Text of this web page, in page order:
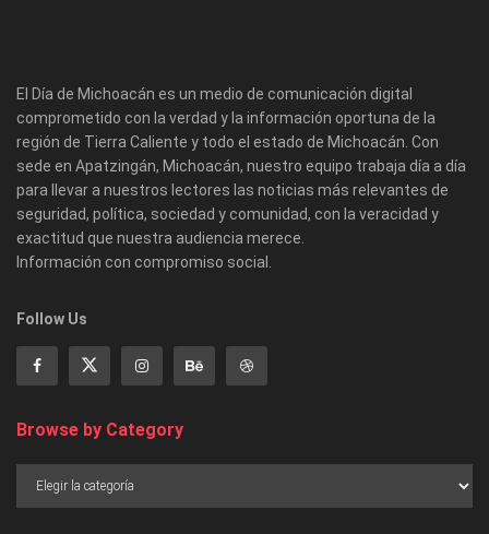
El Día de Michoacán es un medio de comunicación digital
comprometido con la verdad y la información oportuna de la
región de Tierra Caliente y todo el estado de Michoacán. Con
sede en Apatzingán, Michoacán, nuestro equipo trabaja día a día
para llevar a nuestros lectores las noticias más relevantes de
seguridad, política, sociedad y comunidad, con la veracidad y
exactitud que nuestra audiencia merece.
Información con compromiso social.
Follow Us
Browse by Category